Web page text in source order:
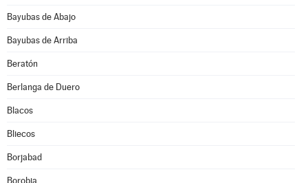
Bayubas de Abajo
Bayubas de Arriba
Beratón
Berlanga de Duero
Blacos
Bliecos
Borjabad
Borobia